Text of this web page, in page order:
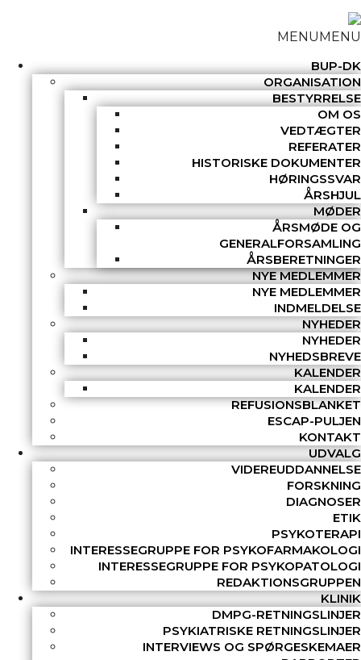
MENUMENU
BUP-DK
ORGANISATION
BESTYRRELSE
OM OS
VEDTÆGTER
REFERATER
HISTORISKE DOKUMENTER
HØRINGSSVAR
ÅRSHJUL
MØDER
ÅRSMØDE OG
GENERALFORSAMLING
ÅRSBERETNINGER
NYE MEDLEMMER
NYE MEDLEMMER
INDMELDELSE
NYHEDER
NYHEDER
NYHEDSBREVE
KALENDER
KALENDER
REFUSIONSBLANKET
ESCAP-PULJEN
KONTAKT
UDVALG
VIDEREUDDANNELSE
FORSKNING
DIAGNOSER
ETIK
PSYKOTERAPI
INTERESSEGRUPPE FOR PSYKOFARMAKOLOGI
INTERESSEGRUPPE FOR PSYKOPATOLOGI
REDAKTIONSGRUPPEN
KLINIK
DMPG-RETNINGSLINJER
PSYKIATRISKE RETNINGSLINJER
INTERVIEWS OG SPØRGESKEMAER